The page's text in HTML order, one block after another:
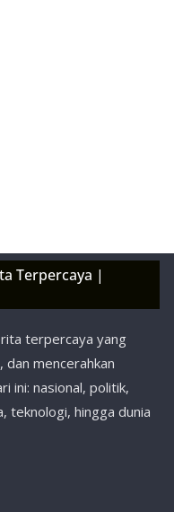
Terpercaya |
terpercaya yang
dan mencerahkan
ini: nasional, politik,
teknologi, hingga dunia